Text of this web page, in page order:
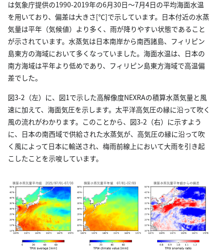
は気象庁提供の1990-2019年の6月30日～7月4日の平均海面水温
を用いており、偏差は大きさ[℃]で示しています。日本付近の水蒸
気量は平年（気候値）より多く、雨が降りやすい状態であること
が示されています。水蒸気は日本南岸から南西諸島、フィリピン
島東方の海域において多くなっていました。海面水温は、日本の
南方海域は平年より低めであり、フィリピン島東方海域で高温偏
差でした。
図3-2（左）に、図1で示した高解像度NEXRAの積算水蒸気量と風
速に加えて、海面気圧を示します。太平洋高気圧の縁に沿って吹く
風の流れがわかります。このことから、図3-2（右）に示すよう
に、日本の南西域で供給された水蒸気が、高気圧の縁に沿って吹
く風によって日本に輸送され、梅雨前線上において大雨を引き起
こしたことを示唆しています。